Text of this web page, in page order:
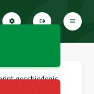
geschiedenis